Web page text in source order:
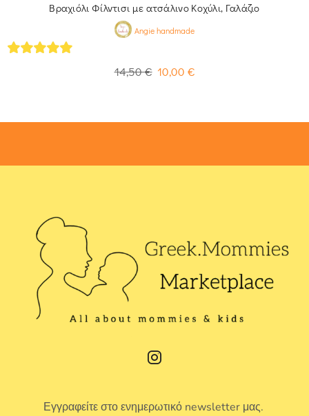
Βραχιόλι Φίλντισι με ατσάλινο Κοχύλι, Γαλάζιο
Angie handmade
14,50€ 10,00 €
Εγγραφείτε στο ενημερωτικό newsletter μας.